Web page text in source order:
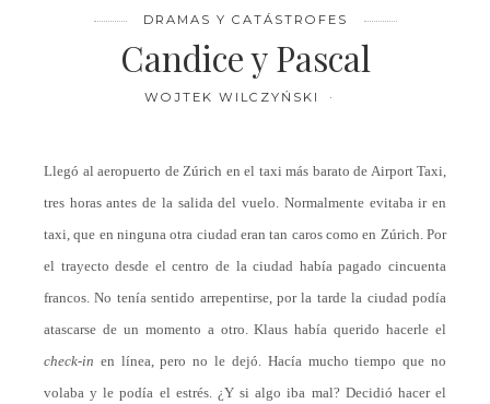
DRAMAS Y CATÁSTROFES
Candice y Pascal
WOJTEK WILCZYŃSKI
Llegó al aeropuerto de Zúrich en el taxi más barato de Airport Taxi,
tres horas antes de la salida del vuelo. Normalmente evitaba ir en
taxi, que en ninguna otra ciudad eran tan caros como en Zúrich. Por
el trayecto desde el centro de la ciudad había pagado cincuenta
francos. No tenía sentido arrepentirse, por la tarde la ciudad podía
atascarse de un momento a otro. Klaus había querido hacerle el
check-in en línea, pero no le dejó. Hacía mucho tiempo que no
volaba y le podía el estrés. ¿Y si algo iba mal? Decidió hacer el